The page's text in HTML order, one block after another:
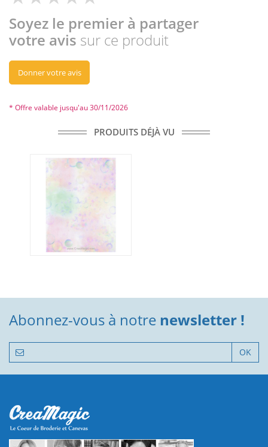
Soyez le premier à partager
votre avis sur ce produit
Donner votre avis
* Offre valable jusqu'au 30/11/2026
PRODUITS DÉJÀ VU
Abonnez-vous à notre newsletter !
OK